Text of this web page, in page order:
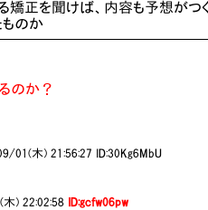
正を聞けば、内容も予想がつ
のか
のか？
01(木) 21:56:27 ID:30Kg6MbU
) 22:02:58 ID:gcfw06pw